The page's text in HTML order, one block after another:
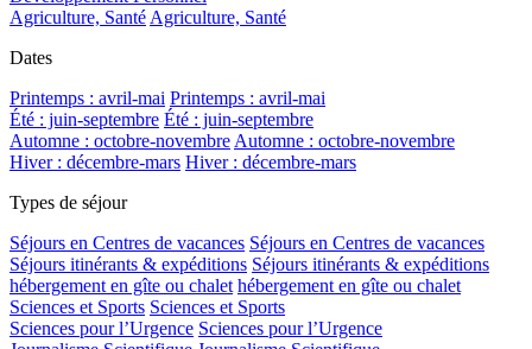
Agriculture, Santé Agriculture, Santé
Dates
Printemps : avril-mai Printemps : avril-mai
Été : juin-septembre Été : juin-septembre
Automne : octobre-novembre Automne : octobre-novembre
Hiver : décembre-mars Hiver : décembre-mars
Types de séjour
Séjours en Centres de vacances Séjours en Centres de vacances
Séjours itinérants & expéditions Séjours itinérants & expéditions
hébergement en gîte ou chalet hébergement en gîte ou chalet
Sciences et Sports Sciences et Sports
Sciences pour l’Urgence Sciences pour l’Urgence